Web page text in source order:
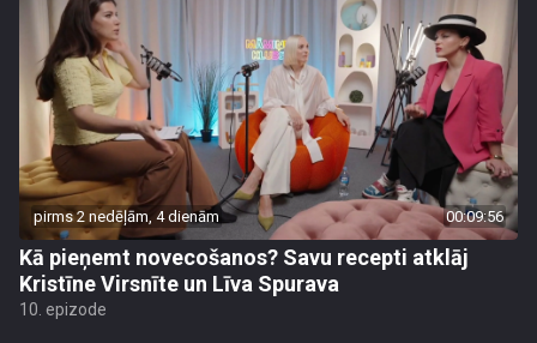
pirms 2 nedēļām, 4 dienām 00:09:56
Kā pieņemt novecošanos? Savu recepti atklāj
Kristīne Virsnīte un Līva Spurava
10. epizode